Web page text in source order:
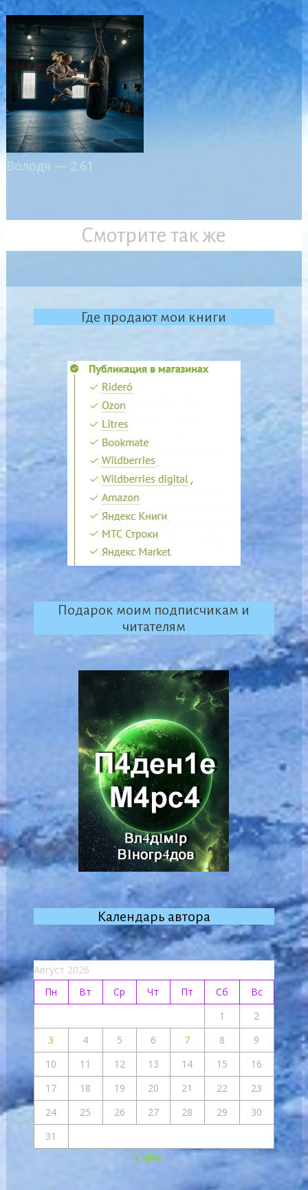
Володя — 2.61
Смотрите так же
Где продают мои книги
Подарок моим подписчикам и
читателям
Календарь автора
Август 2026
Пн
Вт Ср Чт Пт Сб
Вс
1
2
3
4 5 6 7 8
9
10
11 12 13 14 15
16
17
18 19 20 21 22
23
24
25 26 27 28 29
30
31
« Июл